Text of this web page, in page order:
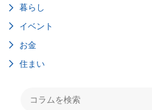
暮らし
イベント
お金
住まい